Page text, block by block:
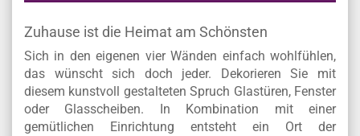
Zuhause ist die Heimat am Schönsten
Sich in den eigenen vier Wänden einfach wohlfühlen,
das wünscht sich doch jeder. Dekorieren Sie mit
diesem kunstvoll gestalteten Spruch Glastüren, Fenster
oder Glasscheiben. In Kombination mit einer
gemütlichen Einrichtung entsteht ein Ort der